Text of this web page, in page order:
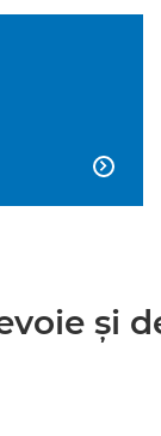

şi